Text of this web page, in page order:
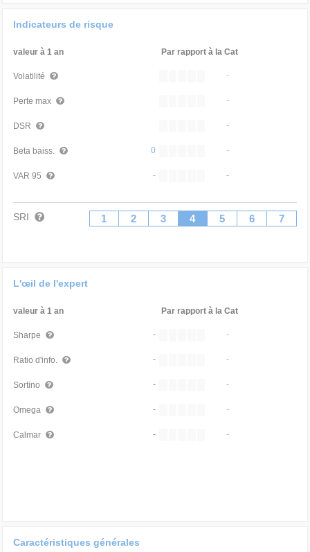
Indicateurs de risque
valeur à 1 an Par rapport à la Cat
Volatilité -
Perte max -
DSR -
Beta baiss. 0 -
VAR 95 - -
SRI 1 2 3 4 5 6 7
L'œil de l'expert
valeur à 1 an Par rapport à la Cat
Sharpe - -
Ratio d'info. - -
Sortino - -
Omega - -
Calmar - -
Caractéristiques générales